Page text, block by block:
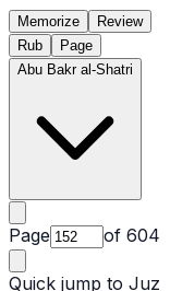
Memorize
Review
Rub
Page
Abu Bakr al-Shatri
Page of 604
Quick jump to Juz